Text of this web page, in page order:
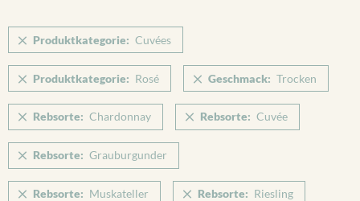
Silvaner
Spätburgunder Rosé
Weissburgunder
Winklerberg Winklen
Produktkategorie: Cuvées
Produktkategorie: Rosé Geschmack: Trocken
Rebsorte: Chardonnay Rebsorte: Cuvée
Rebsorte: Grauburgunder
Rebsorte: Muskateller Rebsorte: Riesling